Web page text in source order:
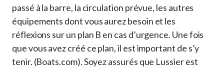
passé à la barre, la circulation prévue, les autres
équipements dont vous aurez besoin et les
réflexions sur un plan B en cas d’urgence. Une fois
que vous avez créé ce plan, il est important de s’y
tenir. (Boats.com). Soyez assurés que Lussier est